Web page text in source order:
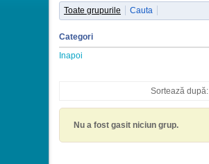
Toate grupurile Cauta
Categori
Inapoi
Sortează după:
Nu a fost gasit niciun grup.